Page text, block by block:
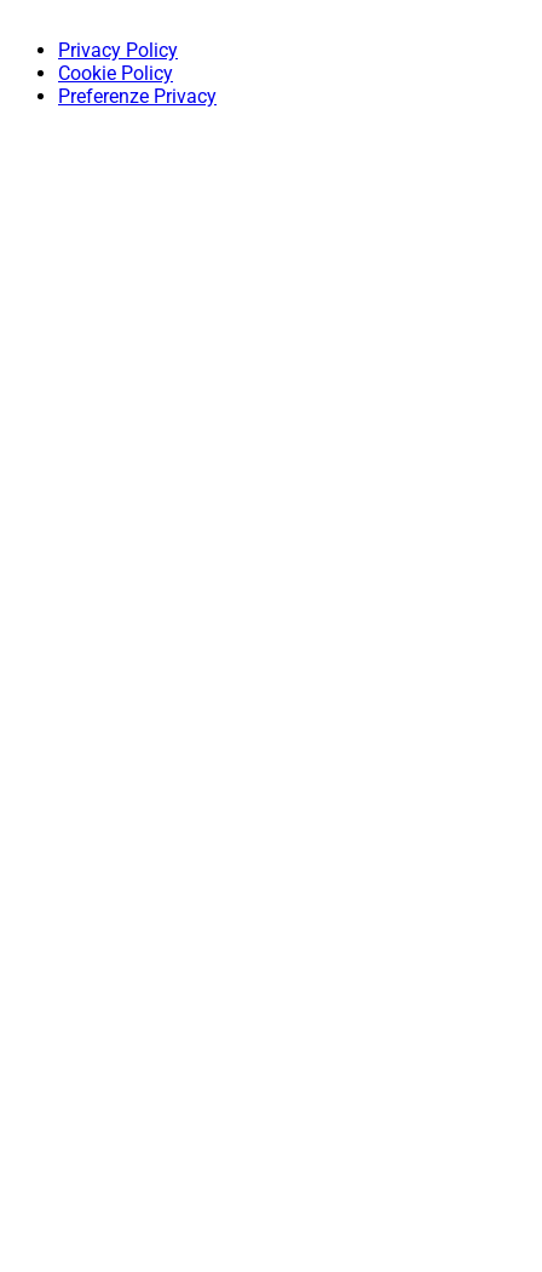
Privacy Policy
Cookie Policy
Preferenze Privacy